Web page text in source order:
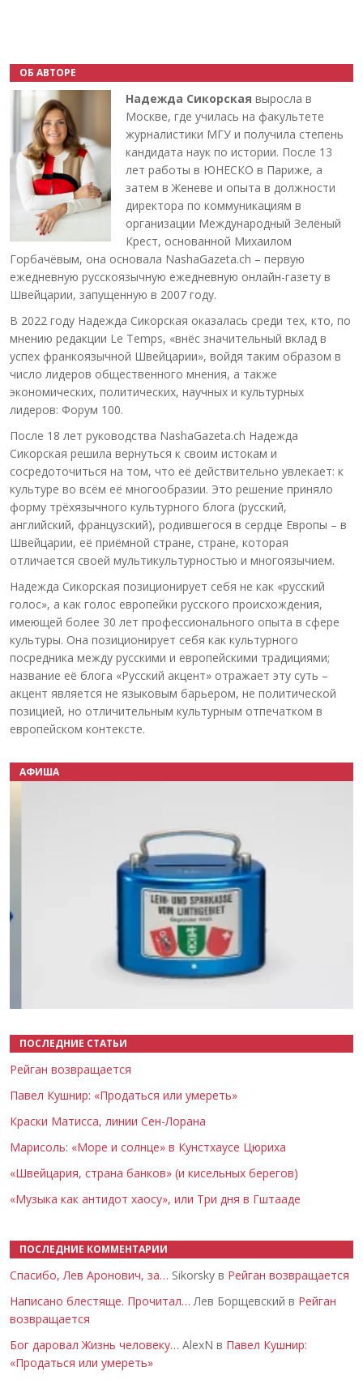
ОБ АВТОРЕ
Надежда Сикорская выросла в
Москве, где училась на факультете
журналистики МГУ и получила степень
кандидата наук по истории. После 13
лет работы в ЮНЕСКО в Париже, а
затем в Женеве и опыта в должности
директора по коммуникациям в
организации Международный Зелёный
Крест, основанной Михаилом
Горбачёвым, она основала NashaGazeta.ch – первую
ежедневную русскоязычную ежедневную онлайн-газету в
Швейцарии, запущенную в 2007 году.
В 2022 году Надежда Сикорская оказалась среди тех, кто, по
мнению редакции Le Temps, «внёс значительный вклад в
успех франкоязычной Швейцарии», войдя таким образом в
число лидеров общественного мнения, а также
экономических, политических, научных и культурных
лидеров: Форум 100.
После 18 лет руководства NashaGazeta.ch Надежда
Сикорская решила вернуться к своим истокам и
сосредоточиться на том, что её действительно увлекает: к
культуре во всём её многообразии. Это решение приняло
форму трёхязычного культурного блога (русский,
английский, французский), родившегося в сердце Европы – в
Швейцарии, её приёмной стране, стране, которая
отличается своей мультикультурностью и многоязычием.
Надежда Сикорская позиционирует себя не как «русский
голос», а как голос европейки русского происхождения,
имеющей более 30 лет профессионального опыта в сфере
культуры. Она позиционирует себя как культурного
посредника между русскими и европейскими традициями;
название её блога «Русский акцент» отражает эту суть –
акцент является не языковым барьером, не политической
позицией, но отличительным культурным отпечатком в
европейском контексте.
АФИША
ПОСЛЕДНИЕ СТАТЬИ
Рейган возвращается
Павел Кушнир: «Продаться или умереть»
Краски Матисса, линии Сен-Лорана
Марисоль: «Море и солнце» в Кунстхаусе Цюриха
«Швейцария, страна банков» (и кисельных берегов)
«Музыка как антидот хаосу», или Три дня в Гштааде
ПОСЛЕДНИЕ КОММЕНТАРИИ
Спасибо, Лев Аронович, за… Sikorsky в Рейган возвращается
Написано блестяще. Прочитал… Лев Борщевский в Рейган
возвращается
Бог даровал Жизнь человеку… AlexN в Павел Кушнир:
«Продаться или умереть»